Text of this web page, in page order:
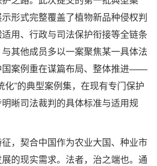
形式完整覆盖了植物新品种侵权判
用、行政与司法保护衔接等全链条
其他成员多以一案聚焦某一具体法
国案例重在谋篇布局、整体推进——
化”的典型案例集，在现有专门保护
晰司法裁判的具体标准与适用规
契合中国作为农业大国、种业市
的现实需求。法者，治之端也。通